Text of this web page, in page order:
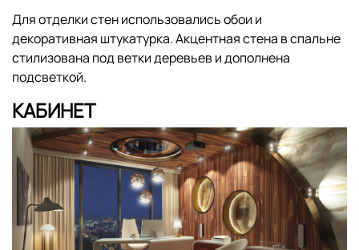
Для отделки стен использовались обои и
декоративная штукатурка. Акцентная стена в спальне
стилизована под ветки деревьев и дополнена
подсветкой.
КАБИНЕТ